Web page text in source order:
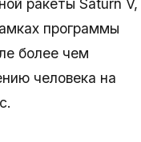
ракеты Saturn V,
программы
более чем
человека на